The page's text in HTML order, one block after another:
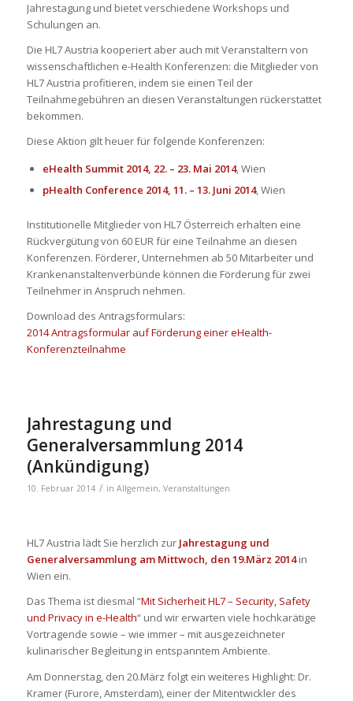
Jahrestagung und bietet verschiedene Workshops und
Schulungen an.
Die HL7 Austria kooperiert aber auch mit Veranstaltern von
wissenschaftlichen e-Health Konferenzen: die Mitglieder von
HL7 Austria profitieren, indem sie einen Teil der
Teilnahmegebühren an diesen Veranstaltungen rückerstattet
bekommen.
Diese Aktion gilt heuer für folgende Konferenzen:
eHealth Summit 2014, 22. – 23. Mai 2014, Wien
pHealth Conference 2014, 11. – 13. Juni 2014, Wien
Institutionelle Mitglieder von HL7 Österreich erhalten eine
Rückvergütung von 60 EUR für eine Teilnahme an diesen
Konferenzen. Förderer, Unternehmen ab 50 Mitarbeiter und
Krankenanstaltenverbünde können die Förderung für zwei
Teilnehmer in Anspruch nehmen.
Download des Antragsformulars:
2014 Antragsformular auf Förderung einer eHealth-
Konferenzteilnahme
Jahrestagung und
Generalversammlung 2014
(Ankündigung)
10. Februar 2014 / in Allgemein, Veranstaltungen
HL7 Austria lädt Sie herzlich zur Jahrestagung und
Generalversammlung am Mittwoch, den 19.März 2014in
Wien ein.
Das Thema ist diesmal “Mit Sicherheit HL7 – Security, Safety
und Privacy in e-Health“ und wir erwarten viele hochkarätige
Vortragende sowie – wie immer – mit ausgezeichneter
kulinarischer Begleitung in entspanntem Ambiente.
Am Donnerstag, den 20.März folgt ein weiteres Highlight: Dr.
Kramer (Furore, Amsterdam), einer der Mitentwickler des